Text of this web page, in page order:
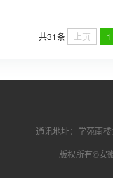
共31条 上页 1
通讯地址：学苑南
版权所有©安